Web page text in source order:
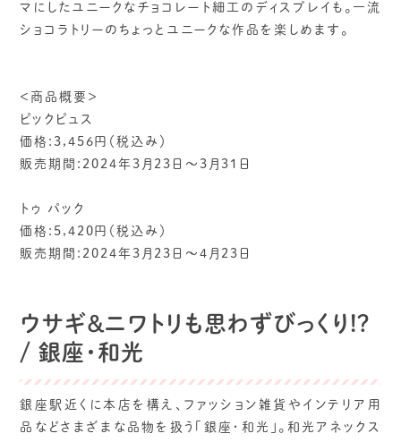
マにしたユニークなチョコレート細工のディスプレイも。一流
ショコラトリーのちょっとユニークな作品を楽しめます。
＜商品概要＞
ピックピュス
価格:3,456円（税込み）
販売期間:2024年3月23日～3月31日
トゥ パック
価格:5,420円（税込み）
販売期間:2024年3月23日～4月23日
ウサギ＆ニワトリも思わずびっくり!?
/ 銀座・和光
銀座駅近くに本店を構え、ファッション雑貨やインテリア用
品などさまざまな品物を扱う「銀座・和光」。和光アネックス